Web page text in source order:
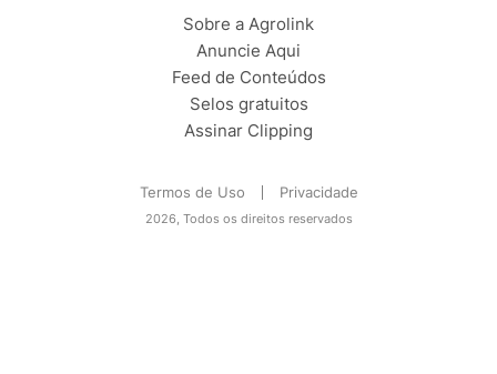
Sobre a Agrolink
Anuncie Aqui
Feed de Conteúdos
Selos gratuitos
Assinar Clipping
Termos de Uso Privacidade
2026, Todos os direitos reservados